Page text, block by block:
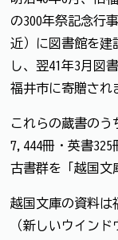
の300年祭記念行
近）に図書館を建
し、翌41年3月図
福井市に寄贈され
これらの蔵書のう
7,444冊・英書325
古書群を「越国文
越国文庫の資料は
（新しいウイン